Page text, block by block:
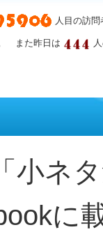
人目の訪
また昨日は
小ネ
に